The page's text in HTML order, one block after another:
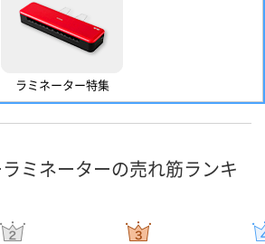
ラミネーター特集
ミネーターの売れ筋ランキ